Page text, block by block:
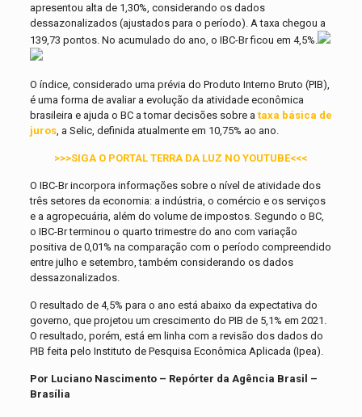
apresentou alta de 1,30%, considerando os dados
dessazonalizados (ajustados para o período). A taxa chegou a
139,73 pontos. No acumulado do ano, o IBC-Br ficou em 4,5%.
O índice, considerado uma prévia do Produto Interno Bruto (PIB),
é uma forma de avaliar a evolução da atividade econômica
brasileira e ajuda o BC a tomar decisões sobre a taxa básica de
juros, a Selic, definida atualmente em 10,75% ao ano.
>>>SIGA O PORTAL TERRA DA LUZ NO YOUTUBE<<<
O IBC-Br incorpora informações sobre o nível de atividade dos
três setores da economia: a indústria, o comércio e os serviços
e a agropecuária, além do volume de impostos. Segundo o BC,
o IBC-Br terminou o quarto trimestre do ano com variação
positiva de 0,01% na comparação com o período compreendido
entre julho e setembro, também considerando os dados
dessazonalizados.
O resultado de 4,5% para o ano está abaixo da expectativa do
governo, que projetou um crescimento do PIB de 5,1% em 2021.
O resultado, porém, está em linha com a revisão dos dados do
PIB feita pelo Instituto de Pesquisa Econômica Aplicada (Ipea).
Por Luciano Nascimento – Repórter da Agência Brasil –
Brasília